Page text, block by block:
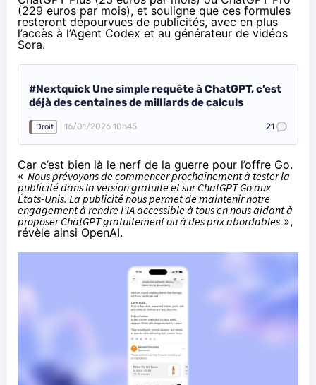
(229 euros par mois), et souligne que ces formules
resteront dépourvues de publicités, avec en plus
l’accès à l’Agent Codex et au générateur de vidéos
Sora.
#Nextquick Une simple requête à ChatGPT, c’est
déjà des centaines de milliards de calculs
Droit 16/01/2026 10h45 21
Car c’est bien là le nerf de la guerre pour l’offre Go.
« Nous prévoyons de commencer prochainement à tester la
publicité dans la version gratuite et sur ChatGPT Go aux
États-Unis. La publicité nous permet de maintenir notre
engagement à rendre l’IA accessible à tous en nous aidant à
proposer ChatGPT gratuitement ou à des prix abordables »,
révèle ainsi OpenAI.